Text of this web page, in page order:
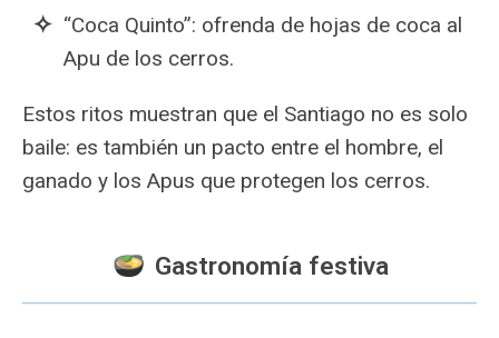
“Coca Quinto”: ofrenda de hojas de coca al
Apu de los cerros.
Estos ritos muestran que el Santiago no es solo
baile: es también un pacto entre el hombre, el
ganado y los Apus que protegen los cerros.
Gastronomía festiva